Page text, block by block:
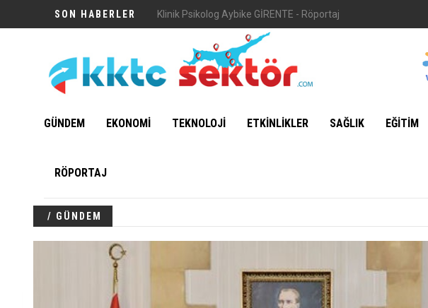
SON HABERLER Vuni Sarayı
GÜNDEM EKONOMİ TEKNOLOJİ ETKİNLİKLER SAĞLIK EĞİTİM
RÖPORTAJ
/ GÜNDEM